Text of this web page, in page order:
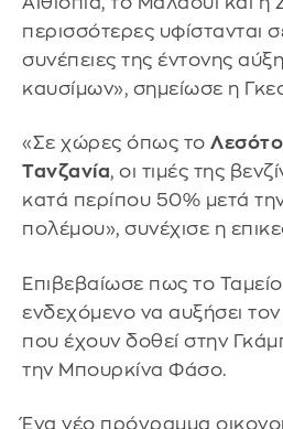
περισσότερες υφίστανται
συνέπειες της έντονης
καυσίμων», σημείωσε η
«Σε χώρες όπως το Λεσότο
Τανζανία, οι τιμές της
κατά περίπου 50% μετά
πολέμου», συνέχισε η
Επιβεβαίωσε πως το Ταμείο
ενδεχόμενο να αυξήσει
που έχουν δοθεί στην
την Μπουρκίνα Φάσο.
Ένα νέο πρόγραμμα